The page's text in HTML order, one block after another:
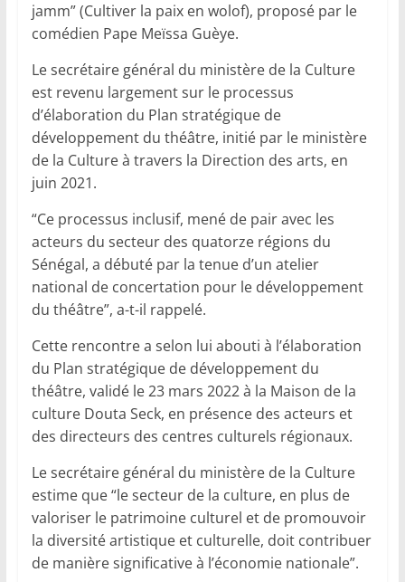
jamm” (Cultiver la paix en wolof), proposé par le
comédien Pape Meïssa Guèye.
Le secrétaire général du ministère de la Culture
est revenu largement sur le processus
d’élaboration du Plan stratégique de
développement du théâtre, initié par le ministère
de la Culture à travers la Direction des arts, en
juin 2021.
“Ce processus inclusif, mené de pair avec les
acteurs du secteur des quatorze régions du
Sénégal, a débuté par la tenue d’un atelier
national de concertation pour le développement
du théâtre”, a-t-il rappelé.
Cette rencontre a selon lui abouti à l’élaboration
du Plan stratégique de développement du
théâtre, validé le 23 mars 2022 à la Maison de la
culture Douta Seck, en présence des acteurs et
des directeurs des centres culturels régionaux.
Le secrétaire général du ministère de la Culture
estime que “le secteur de la culture, en plus de
valoriser le patrimoine culturel et de promouvoir
la diversité artistique et culturelle, doit contribuer
de manière significative à l’économie nationale”.